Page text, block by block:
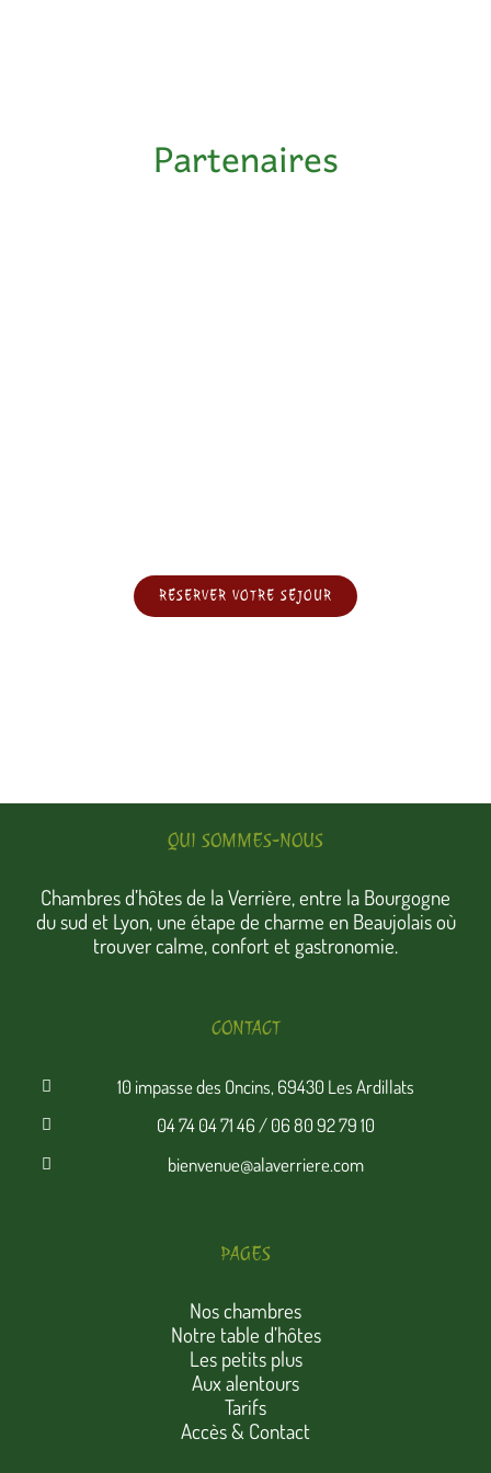
Partenaires
RÉSERVER VOTRE SÉJOUR
QUI SOMMES-NOUS
Chambres d’hôtes de la Verrière, entre la Bourgogne
du sud et Lyon, une étape de charme en Beaujolais où
trouver calme, confort et gastronomie.
CONTACT
10 impasse des Oncins, 69430 Les Ardillats
04 74 04 71 46 / 06 80 92 79 10
bienvenue@alaverriere.com
PAGES
Nos chambres
Notre table d’hôtes
Les petits plus
Aux alentours
Tarifs
Accès & Contact